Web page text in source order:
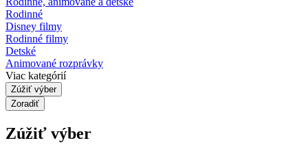
Rodinné
Disney filmy
Rodinné filmy
Detské
Animované rozprávky
Viac kategórií
Zúžiť výber
Zoradiť
Zúžiť výber